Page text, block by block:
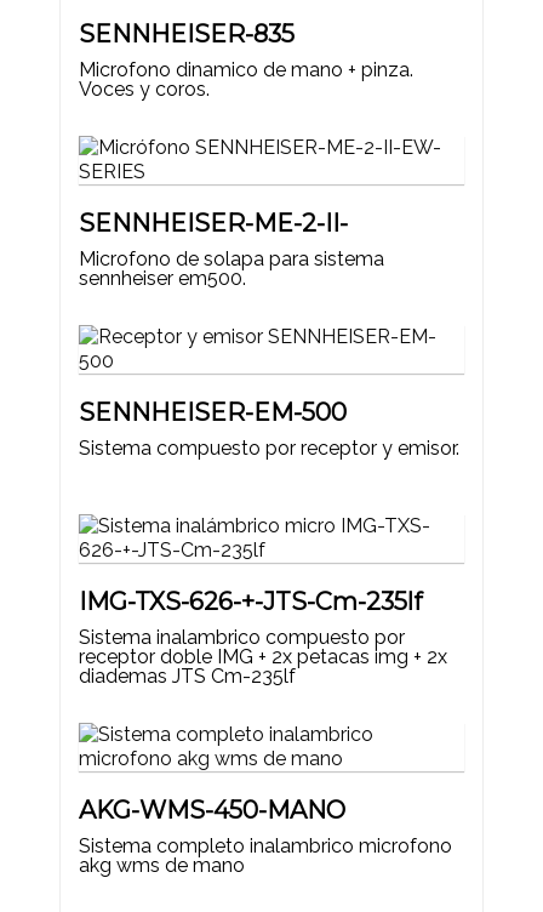
SENNHEISER-835
Microfono dinamico de mano + pinza.
Voces y coros.
SENNHEISER-ME-2-II-
Microfono de solapa para sistema
sennheiser em500.
SENNHEISER-EM-500
Sistema compuesto por receptor y emisor.
IMG-TXS-626-+-JTS-Cm-235lf
Sistema inalambrico compuesto por
receptor doble IMG + 2x petacas img + 2x
diademas JTS Cm-235lf
AKG-WMS-450-MANO
Sistema completo inalambrico microfono
akg wms de mano